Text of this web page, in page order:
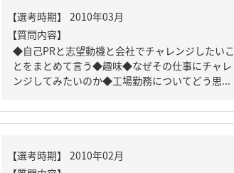
【質問内容】
◆自己PRと志望動機と会社でチャレンジしたいこ
とをまとめて言う◆趣味◆なぜその仕事にチャレ
ンジしてみたいのか◆工場勤務についてどう思...